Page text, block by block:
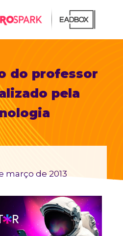
do professor
pela
março de 2013